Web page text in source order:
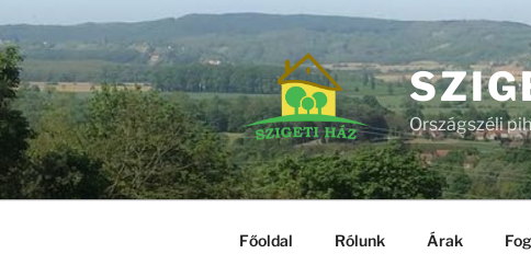
Országszéli
Főoldal Rólunk Árak